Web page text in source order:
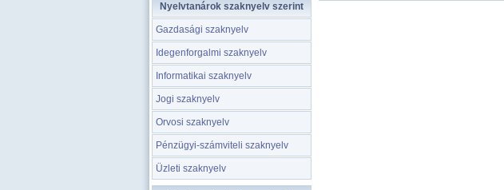
Nyelvtanárok szaknyelv szerint
Gazdasági szaknyelv
Idegenforgalmi szaknyelv
Informatikai szaknyelv
Jogi szaknyelv
Orvosi szaknyelv
Pénzügyi-számviteli szaknyelv
Üzleti szaknyelv